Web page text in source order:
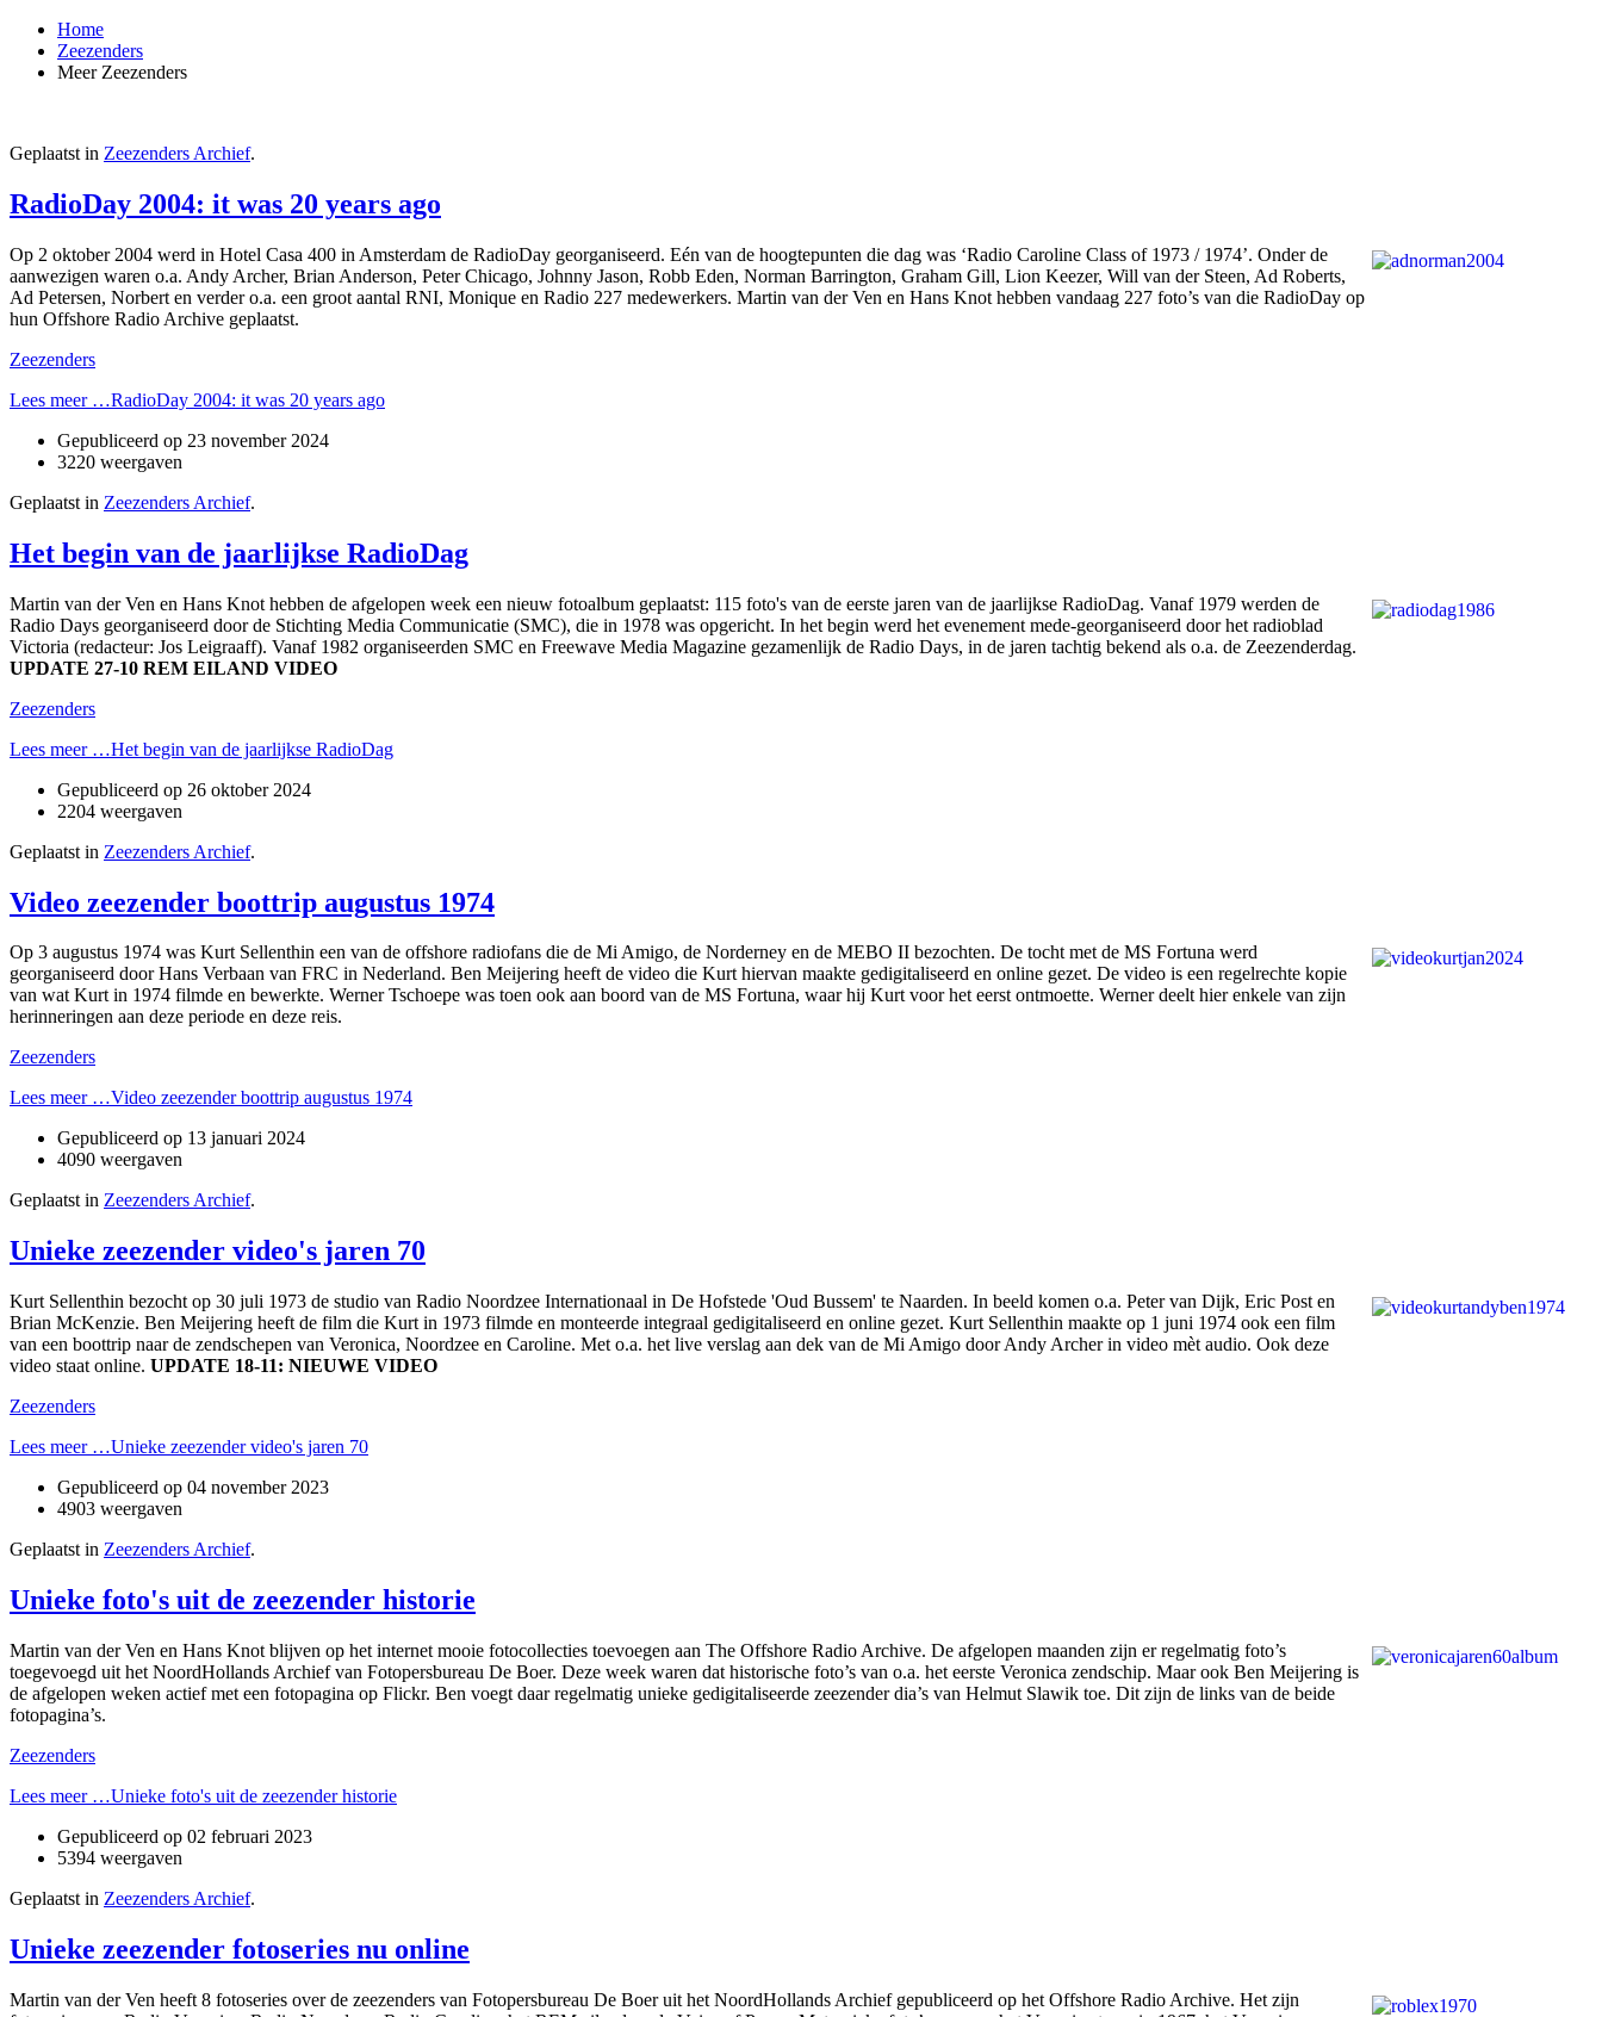
Home
Zeezenders
Meer Zeezenders
Geplaatst in Zeezenders Archief.
RadioDay 2004: it was 20 years ago
Op 2 oktober 2004 werd in Hotel Casa 400 in Amsterdam de RadioDay georganiseerd. Eén van de hoogtepunten die dag was ‘Radio Caroline Class of 1973 / 1974’. Onder de
aanwezigen waren o.a. Andy Archer, Brian Anderson, Peter Chicago, Johnny Jason, Robb Eden, Norman Barrington, Graham Gill, Lion Keezer, Will van der Steen, Ad Roberts,
Ad Petersen, Norbert en verder o.a. een groot aantal RNI, Monique en Radio 227 medewerkers. Martin van der Ven en Hans Knot hebben vandaag 227 foto’s van die RadioDay op
hun Offshore Radio Archive geplaatst.
Zeezenders
Lees meer …RadioDay 2004: it was 20 years ago
Gepubliceerd op 23 november 2024
3220 weergaven
Geplaatst in Zeezenders Archief.
Het begin van de jaarlijkse RadioDag
Martin van der Ven en Hans Knot hebben de afgelopen week een nieuw fotoalbum geplaatst: 115 foto's van de eerste jaren van de jaarlijkse RadioDag. Vanaf 1979 werden de
Radio Days georganiseerd door de Stichting Media Communicatie (SMC), die in 1978 was opgericht. In het begin werd het evenement mede-georganiseerd door het radioblad
Victoria (redacteur: Jos Leigraaff). Vanaf 1982 organiseerden SMC en Freewave Media Magazine gezamenlijk de Radio Days, in de jaren tachtig bekend als o.a. de Zeezenderdag.
UPDATE 27-10 REM EILAND VIDEO
Zeezenders
Lees meer …Het begin van de jaarlijkse RadioDag
Gepubliceerd op 26 oktober 2024
2204 weergaven
Geplaatst in Zeezenders Archief.
Video zeezender boottrip augustus 1974
Op 3 augustus 1974 was Kurt Sellenthin een van de offshore radiofans die de Mi Amigo, de Norderney en de MEBO II bezochten. De tocht met de MS Fortuna werd
georganiseerd door Hans Verbaan van FRC in Nederland. Ben Meijering heeft de video die Kurt hiervan maakte gedigitaliseerd en online gezet. De video is een regelrechte kopie
van wat Kurt in 1974 filmde en bewerkte. Werner Tschoepe was toen ook aan boord van de MS Fortuna, waar hij Kurt voor het eerst ontmoette. Werner deelt hier enkele van zijn
herinneringen aan deze periode en deze reis.
Zeezenders
Lees meer …Video zeezender boottrip augustus 1974
Gepubliceerd op 13 januari 2024
4090 weergaven
Geplaatst in Zeezenders Archief.
Unieke zeezender video's jaren 70
Kurt Sellenthin bezocht op 30 juli 1973 de studio van Radio Noordzee Internationaal in De Hofstede 'Oud Bussem' te Naarden. In beeld komen o.a. Peter van Dijk, Eric Post en
Brian McKenzie. Ben Meijering heeft de film die Kurt in 1973 filmde en monteerde integraal gedigitaliseerd en online gezet. Kurt Sellenthin maakte op 1 juni 1974 ook een film
van een boottrip naar de zendschepen van Veronica, Noordzee en Caroline. Met o.a. het live verslag aan dek van de Mi Amigo door Andy Archer in video mèt audio. Ook deze
video staat online. UPDATE 18-11: NIEUWE VIDEO
Zeezenders
Lees meer …Unieke zeezender video's jaren 70
Gepubliceerd op 04 november 2023
4903 weergaven
Geplaatst in Zeezenders Archief.
Unieke foto's uit de zeezender historie
Martin van der Ven en Hans Knot blijven op het internet mooie fotocollecties toevoegen aan The Offshore Radio Archive. De afgelopen maanden zijn er regelmatig foto’s
toegevoegd uit het NoordHollands Archief van Fotopersbureau De Boer. Deze week waren dat historische foto’s van o.a. het eerste Veronica zendschip. Maar ook Ben Meijering is
de afgelopen weken actief met een fotopagina op Flickr. Ben voegt daar regelmatig unieke gedigitaliseerde zeezender dia’s van Helmut Slawik toe. Dit zijn de links van de beide
fotopagina’s.
Zeezenders
Lees meer …Unieke foto's uit de zeezender historie
Gepubliceerd op 02 februari 2023
5394 weergaven
Geplaatst in Zeezenders Archief.
Unieke zeezender fotoseries nu online
Martin van der Ven heeft 8 fotoseries over de zeezenders van Fotopersbureau De Boer uit het NoordHollands Archief gepubliceerd op het Offshore Radio Archive. Het zijn